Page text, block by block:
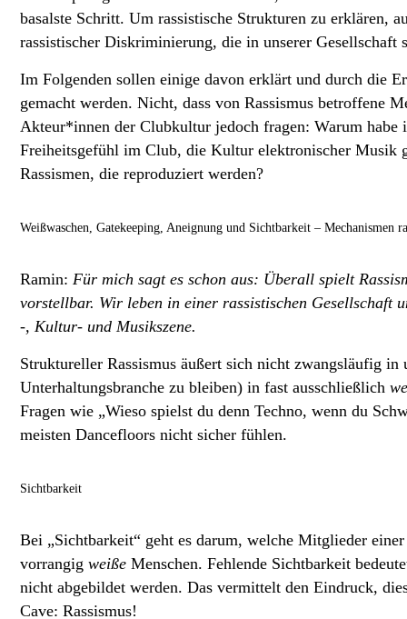
basalste Schritt. Um rassistische Strukturen zu erklären,
rassistischer Diskriminierung, die in unserer
Im Folgenden sollen einige davon erklärt und durch die
gemacht werden. Nicht, dass von Rassismus betroffene
Akteur*innen der Clubkultur jedoch fragen: Warum
Freiheitsgefühl im Club, die Kultur elektronischer Musik
Rassismen, die reproduziert werden?
Weißwaschen, Gatekeeping, Aneignung und Sichtbarkeit –
Ramin: Für mich sagt es schon aus: Überall spielt
vorstellbar. Wir leben in einer rassistischen Gesellschaft
-, Kultur- und Musikszene.
Struktureller Rassismus äußert sich nicht zwangsläufig
Unterhaltungsbranche zu bleiben) in fast ausschließlich
Fragen wie „Wieso spielst du denn Techno, wenn du
meisten Dancefloors nicht sicher fühlen.
Sichtbarkeit
Bei „Sichtbarkeit“ geht es darum, welche Mitglieder
vorrangig weiße Menschen. Fehlende Sichtbarkeit
nicht abgebildet werden. Das vermittelt den Eindruck,
Cave: Rassismus!